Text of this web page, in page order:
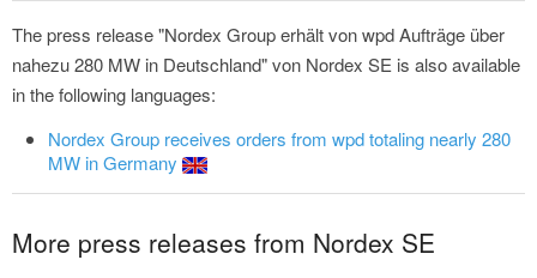
The press release "Nordex Group erhält von wpd Aufträge über
nahezu 280 MW in Deutschland" von Nordex SE is also available
in the following languages:
Nordex Group receives orders from wpd totaling nearly 280
MW in Germany
More press releases from Nordex SE